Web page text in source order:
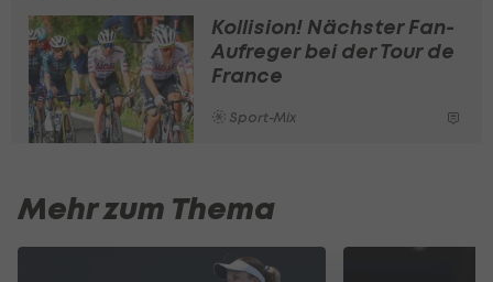
Kollision! Nächster Fan-
Aufreger bei der Tour de
France
Sport-Mix
Mehr zum Thema